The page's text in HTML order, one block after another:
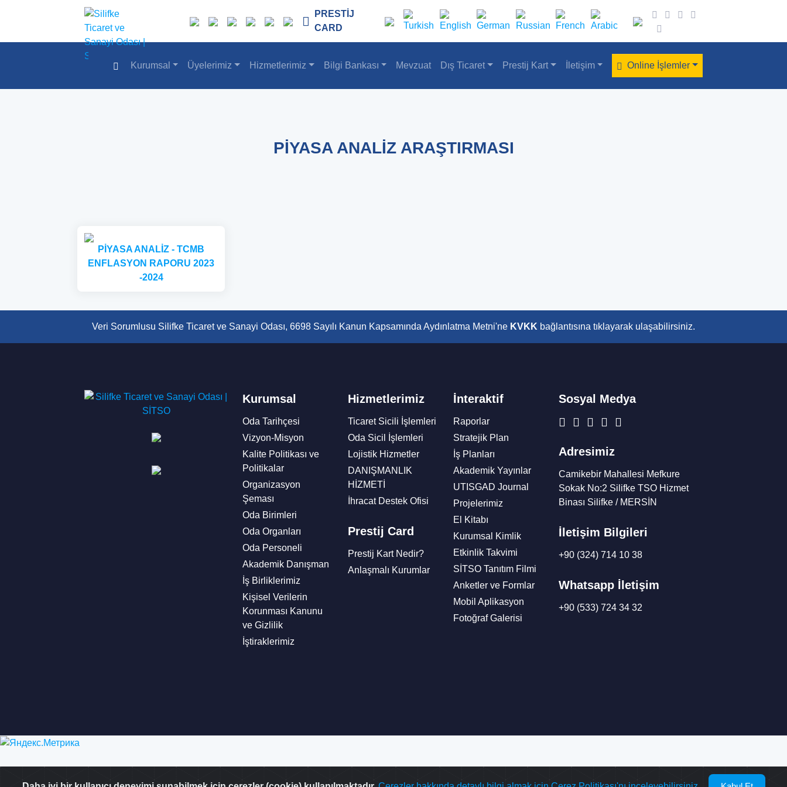
PRESTİJ
CARD
Kurumsal Üyelerimiz Hizmetlerimiz Bilgi Bankası Mevzuat Dış Ticaret Prestij Kart İletişim Online İşlemler
PİYASA ANALİZ ARAŞTIRMASI
PİYASA ANALİZ - TCMB
ENFLASYON RAPORU 2023
-2024
Veri Sorumlusu Silifke Ticaret ve Sanayi Odası, 6698 Sayılı Kanun Kapsamında Aydınlatma Metni'ne KVKK bağlantısına tıklayarak ulaşabilirsiniz.
Kurumsal
Oda Tarihçesi
Vizyon-Misyon
Kalite Politikası ve
Politikalar
Organizasyon
Şeması
Oda Birimleri
Oda Organları
Oda Personeli
Akademik Danışman
İş Birliklerimiz
Kişisel Verilerin
Korunması Kanunu
ve Gizlilik
İştiraklerimiz
Hizmetlerimiz
Ticaret Sicili İşlemleri
Oda Sicil İşlemleri
Lojistik Hizmetler
DANIŞMANLIK
HİZMETİ
İhracat Destek Ofisi
Prestij Card
Prestij Kart Nedir?
Anlaşmalı Kurumlar
İnteraktif
Raporlar
Stratejik Plan
İş Planları
Akademik Yayınlar
UTISGAD Journal
Projelerimiz
El Kitabı
Kurumsal Kimlik
Etkinlik Takvimi
SİTSO Tanıtım Filmi
Anketler ve Formlar
Mobil Aplikasyon
Fotoğraf Galerisi
Sosyal Medya
Adresimiz
Camikebir Mahallesi Mefkure
Sokak No:2 Silifke TSO Hizmet
Binası Silifke / MERSİN
İletişim Bilgileri
+90 (324) 714 10 38
Whatsapp İletişim
+90 (533) 724 34 32